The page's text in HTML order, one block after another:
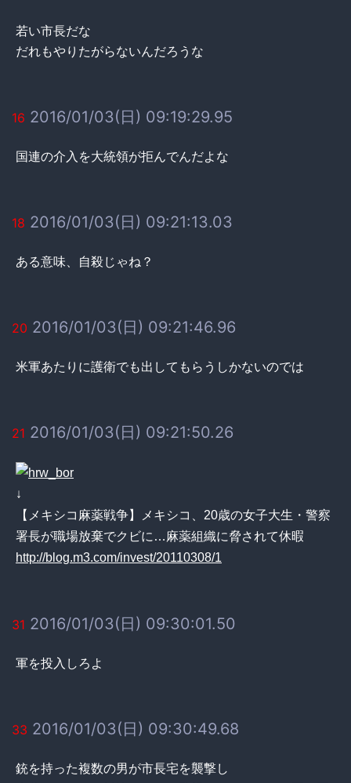
若い市長だな
だれもやりたがらないんだろうな
16 2016/01/03(日) 09:19:29.95
国連の介入を大統領が拒んでんだよな
18 2016/01/03(日) 09:21:13.03
ある意味、自殺じゃね？
20 2016/01/03(日) 09:21:46.96
米軍あたりに護衛でも出してもらうしかないのでは
21 2016/01/03(日) 09:21:50.26
↓
【メキシコ麻薬戦争】メキシコ、20歳の女子大生・警察
署長が職場放棄でクビに…麻薬組織に脅されて休暇
http://blog.m3.com/invest/20110308/1
31 2016/01/03(日) 09:30:01.50
軍を投入しろよ
33 2016/01/03(日) 09:30:49.68
銃を持った複数の男が市長宅を襲撃し